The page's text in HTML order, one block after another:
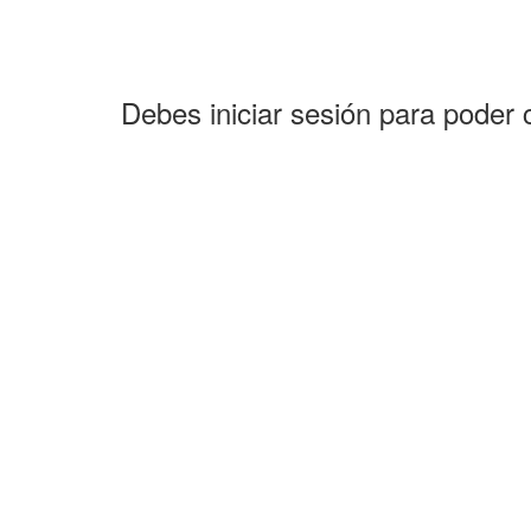
Debes iniciar sesión para poder